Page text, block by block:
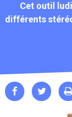
Cet outil
différents
 